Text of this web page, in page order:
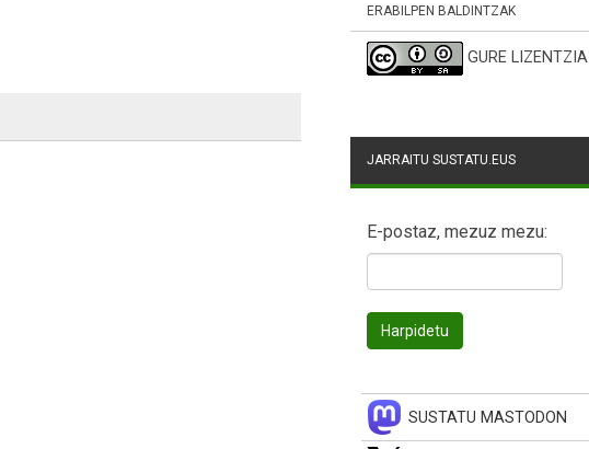
ERABILPEN BALDINTZAK
GURE LIZENTZIA
JARRAITU SUSTATU.EUS
E-postaz, mezuz mezu:
SUSTATU MASTODON